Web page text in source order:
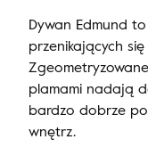
Dywan Edmund
przenikających
plamami nadają
bardzo dobrze
wnętrz.